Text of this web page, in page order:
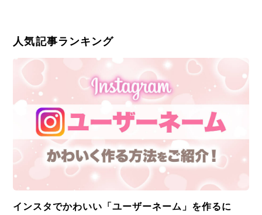
人気記事ランキング
インスタでかわいい「ユーザーネーム」を作るに